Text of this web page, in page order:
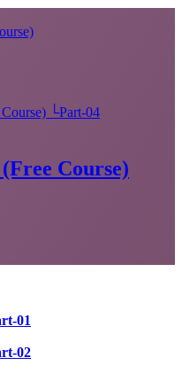
└Part-04
Course)
01
02